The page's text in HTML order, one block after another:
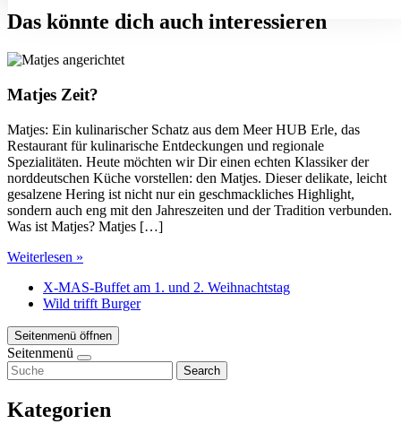
Das könnte dich auch interessieren
Matjes Zeit?
Matjes: Ein kulinarischer Schatz aus dem Meer HUB Erle, das
Restaurant für kulinarische Entdeckungen und regionale
Spezialitäten. Heute möchten wir Dir einen echten Klassiker der
norddeutschen Küche vorstellen: den Matjes. Dieser delikate, leicht
gesalzene Hering ist nicht nur ein geschmackliches Highlight,
sondern auch eng mit den Jahreszeiten und der Tradition verbunden.
Was ist Matjes? Matjes […]
Weiterlesen »
X-MAS-Buffet am 1. und 2. Weihnachtstag
Wild trifft Burger
Seitenmenü öffnen
Seitenmenü
Search
Kategorien